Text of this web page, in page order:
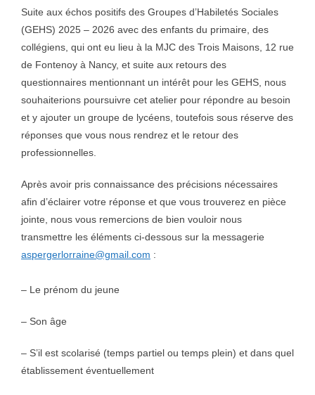
Suite aux échos positifs des Groupes d’Habiletés Sociales
(GEHS) 2025 – 2026 avec des enfants du primaire, des
collégiens, qui ont eu lieu à la MJC des Trois Maisons, 12 rue
de Fontenoy à Nancy, et suite aux retours des
questionnaires mentionnant un intérêt pour les GEHS, nous
souhaiterions poursuivre cet atelier pour répondre au besoin
et y ajouter un groupe de lycéens, toutefois sous réserve des
réponses que vous nous rendrez et le retour des
professionnelles.
Après avoir pris connaissance des précisions nécessaires
afin d’éclairer votre réponse et que vous trouverez en pièce
jointe, nous vous remercions de bien vouloir nous
transmettre les éléments ci-dessous sur la messagerie
aspergerlorraine@gmail.com :
– Le prénom du jeune
– Son âge
– S’il est scolarisé (temps partiel ou temps plein) et dans quel
établissement éventuellement